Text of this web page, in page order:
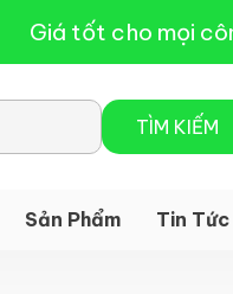
Giá tốt cho mọi
Sản Phẩm Tin Tức